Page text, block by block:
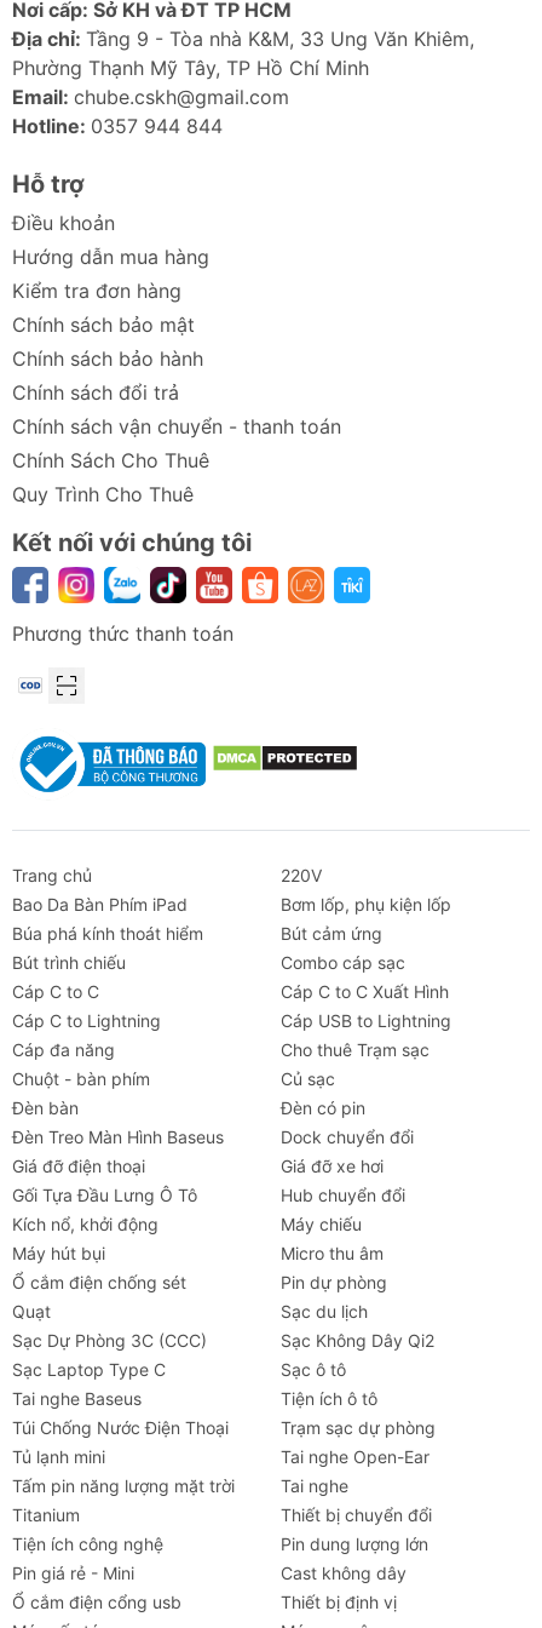
ngắt nguồn an toàn.
Ảnh sản phẩm
Tẩu sạc ô tô cao cấp LISEN 90W sở hữu thiết kế
cổng kép Type-C hiện đại
Khả năng phân phối điện thông minh, cấp nguồn
song song 45W + 45W cực kỳ mạnh mẽ
Hỗ trợ giao thức Power Delivery sạc nhanh thần
Kích thước mini tinh tế bằng ngón tay cái, ôm sát ổ
cắm tẩu thuốc tránh vướng víu
Thân vỏ hoàn thiện bằng kim loại cao cấp tăng
cường hiệu suất tản nhiệt và độ bền bỉ
Đầy đủ các chứng nhận an toàn quốc tế nghiêm
ngặt, chống đoản mạch và cháy nổ
Tương thích hoàn hảo với hệ sinh thái Apple, các
dòng máy Android cao cấp và máy tính bảng
Thiết kế hiện đại tích hợp đèn LED dịu nhẹ giúp dễ
dàng định vị cổng cắm vào ban đêm
Thông số kỹ thuật
Thương
hiệu
phẩm
Bộ sạc ô tô cổng C kép siêu
nhanh (Fast Car Charger)
Tổng công
suất đầu
ra
90W (Tối đa 45W cho mỗi cổng
USB-C khi sạc đồng thời)
Nơi cấp: Sở KH và ĐT TP HCM
Địa chỉ: Tầng 9 - Tòa nhà K&M, 33 Ung Văn Khiêm,
Phường Thạnh Mỹ Tây, TP Hồ Chí Minh
Email: chube.cskh@gmail.com
Hotline: 0357 944 844
Hỗ trợ
Điều khoản
Hướng dẫn mua hàng
Kiểm tra đơn hàng
Chính sách bảo mật
Chính sách bảo hành
Chính sách đổi trả
Chính sách vận chuyển - thanh toán
Chính Sách Cho Thuê
Quy Trình Cho Thuê
Kết nối với chúng tôi
Phương thức thanh toán
Trang chủ
220V
Bao Da Bàn Phím iPad
Bơm lốp, phụ kiện lốp
Búa phá kính thoát hiểm
Bút cảm ứng
Bút trình chiếu
Combo cáp sạc
Cáp C to C
Cáp C to C Xuất Hình
Cáp C to Lightning
Cáp USB to Lightning
Cáp đa năng
Cho thuê Trạm sạc
Chuột - bàn phím
Củ sạc
Đèn bàn
Đèn có pin
Đèn Treo Màn Hình Baseus
Dock chuyển đổi
Giá đỡ điện thoại
Giá đỡ xe hơi
Gối Tựa Đầu Lưng Ô Tô
Hub chuyển đổi
Kích nổ, khởi động
Máy chiếu
Máy hút bụi
Micro thu âm
Ổ cắm điện chống sét
Pin dự phòng
Quạt
Sạc du lịch
Sạc Dự Phòng 3C (CCC)
Sạc Không Dây Qi2
Sạc Laptop Type C
Sạc ô tô
Tai nghe Baseus
Tiện ích ô tô
Túi Chống Nước Điện Thoại
Trạm sạc dự phòng
Tủ lạnh mini
Tai nghe Open-Ear
Tấm pin năng lượng mặt trời
Tai nghe
Titanium
Thiết bị chuyển đổi
Tiện ích công nghệ
Pin dung lượng lớn
Pin giá rẻ - Mini
Cast không dây
Ổ cắm điện cổng usb
Thiết bị định vị